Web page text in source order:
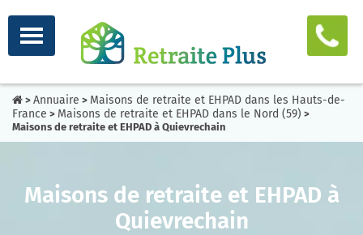
> Annuaire > Maisons de retraite et EHPAD dans les Hauts-de-
France > Maisons de retraite et EHPAD dans le Nord (59) >
Maisons de retraite et EHPAD à Quievrechain
Maisons de retraite et EHPAD à
Quievrechain